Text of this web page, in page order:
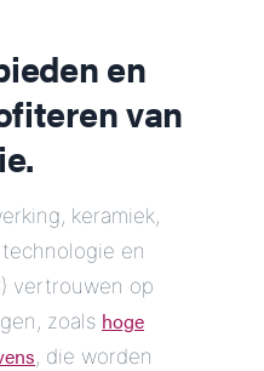
en
van
keramiek,
en
vertrouwen op
zoals hoge
, die worden